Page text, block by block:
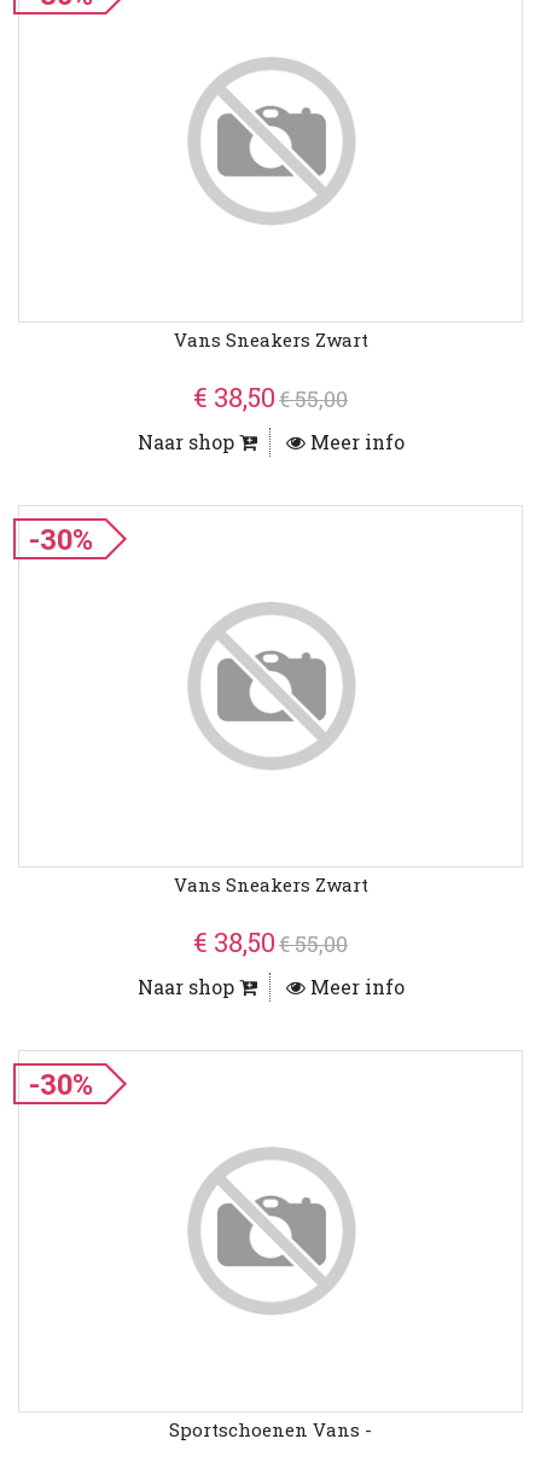
Vans Sneakers Zwart
€ 38,50€ 55,00
Naar shop Meer info
-30%
Vans Sneakers Zwart
€ 38,50€ 55,00
Naar shop Meer info
-30%
Sportschoenen Vans -